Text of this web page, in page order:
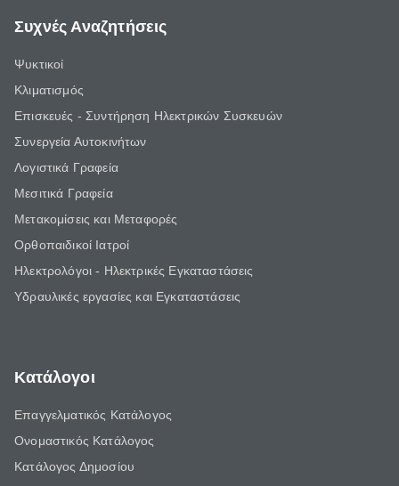
Συχνές Αναζητήσεις
Ψυκτικοί
Κλιματισμός
Επισκευές - Συντήρηση Ηλεκτρικών Συσκευών
Συνεργεία Αυτοκινήτων
Λογιστικά Γραφεία
Μεσιτικά Γραφεία
Μετακομίσεις και Μεταφορές
Ορθοπαιδικοί Ιατροί
Ηλεκτρολόγοι - Ηλεκτρικές Εγκαταστάσεις
Υδραυλικές εργασίες και Εγκαταστάσεις
Κατάλογοι
Επαγγελματικός Κατάλογος
Ονομαστικός Κατάλογος
Κατάλογος Δημοσίου